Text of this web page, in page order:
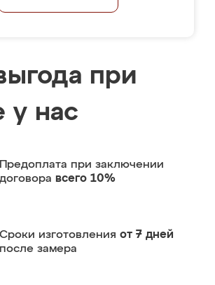
при
у нас
Предоплата при заключении
договора всего 10%
Сроки изготовления от 7 дней
после замера